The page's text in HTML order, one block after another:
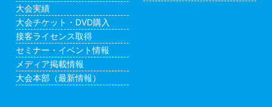
大会実績
大会チケット・DVD購入
接客ライセンス取得
セミナー・イベント情報
メディア掲載情報
大会本部（最新情報）